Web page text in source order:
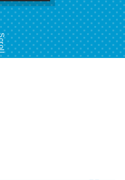
なんだろうなと凄く思
お勧め。自分はこの流
Covid hit. Shit.
ーズ・ヌートバー